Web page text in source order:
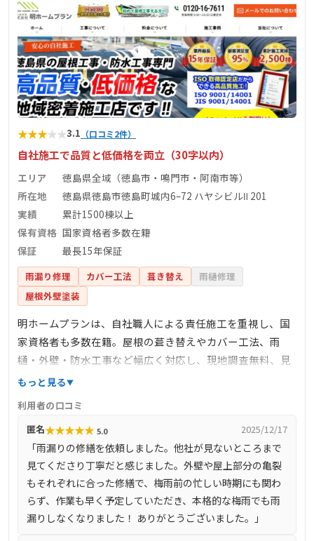
★★★★★3.1 （口コミ2件）
自社施工で品質と低価格を両立（30字以内）
エリア
徳島県全域（徳島市・鳴門市・阿南市等）
所在地
徳島県徳島市徳島町城内6–72 ハヤシビルⅡ 201
実績
累計1500棟以上
保有資格 国家資格者多数在籍
保証
最長15年保証
雨漏り修理 カバー工法 葺き替え
雨樋修理
屋根外壁塗装
明ホームプランは、自社職人による責任施工を重視し、国
家資格者も多数在籍。屋根の葺き替えやカバー工法、雨
樋・外壁・防水工事など幅広く対応し、現地調査無料、見
積り比較歓迎、最長15年保証・定期点検サポートといった
のGoogle口コミ4.8を誇り、地元徳島で信頼される地域密着
店です。
もっと見る
利用者の口コミ
匿名★★★★★ 5.0 2025/12/17
「雨漏りの修繕を依頼しました。他社が見ないところまで
見てくださり丁寧だと感じました。外壁や屋上部分の亀裂
もそれぞれに合った修繕で、梅雨前の忙しい時期にも関わ
らず、作業も早く予定していただき、本格的な梅雨でも雨
漏りしなくなりました！ ありがとうございました。」